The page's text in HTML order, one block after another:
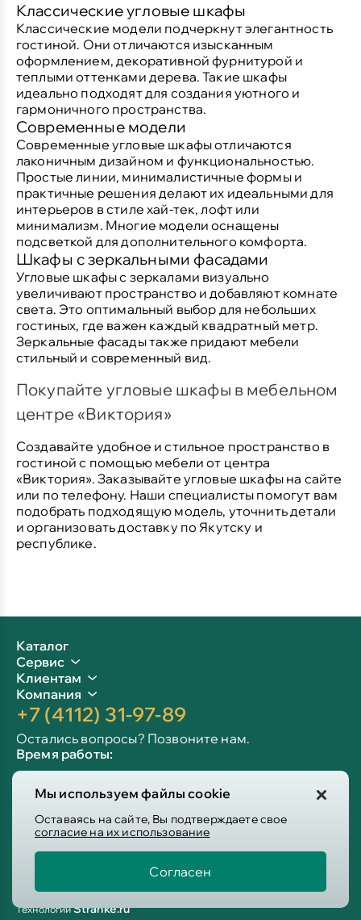
Мы используем файлы cookie
Оставаясь на сайте, Вы подтверждаете свое
согласие на их использование
Согласен
Классические угловые шкафы
Классические модели подчеркнут элегантность
гостиной. Они отличаются изысканным
оформлением, декоративной фурнитурой и
теплыми оттенками дерева. Такие шкафы
идеально подходят для создания уютного и
гармоничного пространства.
Современные модели
Современные угловые шкафы отличаются
лаконичным дизайном и функциональностью.
Простые линии, минималистичные формы и
практичные решения делают их идеальными для
интерьеров в стиле хай-тек, лофт или
минимализм. Многие модели оснащены
подсветкой для дополнительного комфорта.
Шкафы с зеркальными фасадами
Угловые шкафы с зеркалами визуально
увеличивают пространство и добавляют комнате
света. Это оптимальный выбор для небольших
гостиных, где важен каждый квадратный метр.
Зеркальные фасады также придают мебели
стильный и современный вид.
Покупайте угловые шкафы в мебельном
центре «Виктория»
Создавайте удобное и стильное пространство в
гостиной с помощью мебели от центра
«Виктория». Заказывайте угловые шкафы на сайте
или по телефону. Наши специалисты помогут вам
подобрать подходящую модель, уточнить детали
и организовать доставку по Якутску и
республике.
Каталог
Сервис
Клиентам
Компания
+7 (4112) 31-97-89
Остались вопросы? Позвоните нам.
Время работы:
Сб-вс: 10:00 - 19:00
Info@victoria-mebel.ru
Пользовательское соглашение
ТехнологииStranke.ru